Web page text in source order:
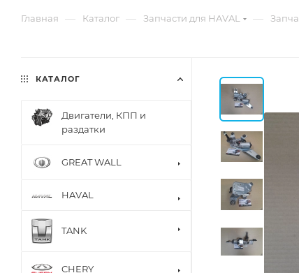
Главная — Каталог — Запчасти для HAVAL —
КАТАЛОГ
Двигатели, КПП и
раздатки
GREAT WALL
HAVAL
TANK
CHERY